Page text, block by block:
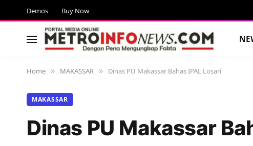
Demos Buy Now
Home » MAKASSAR » Dinas PU Makassar Bahas IPAL Losari
MAKASSAR
Dinas PU Makassar